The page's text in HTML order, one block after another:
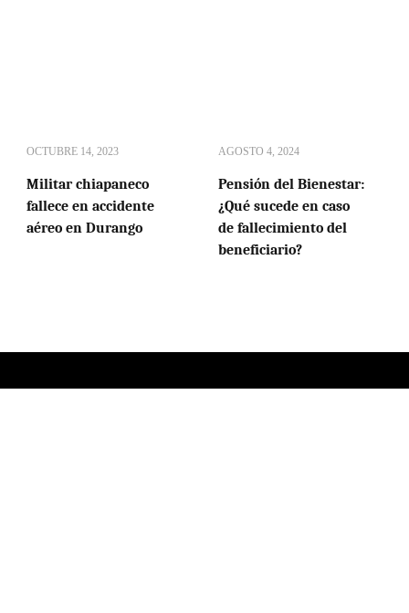
OCTUBRE 14, 2023
Militar chiapaneco
fallece en accidente
aéreo en Durango
AGOSTO 4, 2024
Pensión del Bienestar:
¿Qué sucede en caso
de fallecimiento del
beneficiario?